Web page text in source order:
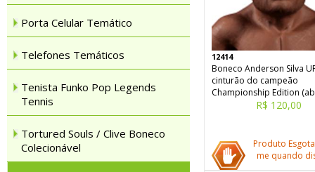
Porta Celular Temático
Telefones Temáticos
Tenista Funko Pop Legends
Tennis
Tortured Souls / Clive Boneco
Colecionável
12414
Boneco Anderson Silva
cinturão do campeão
Championship Edition
R$ 120,00
Produto
me quando